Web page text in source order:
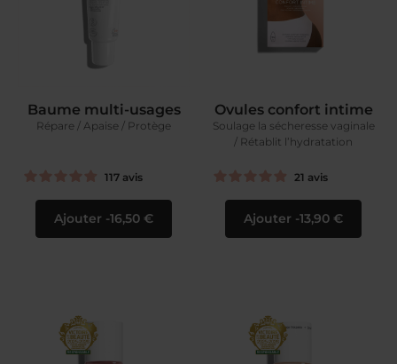
Baume multi-usages
Répare / Apaise / Protège
117 avis
Ajouter 16,50 €
Ovules confort intime
Soulage la sécheresse vaginale
/ Rétablit l’hydratation
21 avis
Ajouter 13,90 €